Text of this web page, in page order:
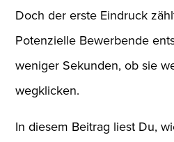
Doch der erste Eindruck
Potenzielle Bewerbende
weniger Sekunden, ob sie
wegklicken.
In diesem Beitrag liest Du,